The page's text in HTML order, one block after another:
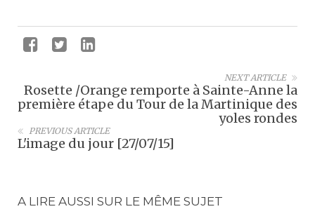
NEXT ARTICLE
Rosette /Orange remporte à Sainte-Anne la
première étape du Tour de la Martinique des
yoles rondes
PREVIOUS ARTICLE
L'image du jour [27/07/15]
A LIRE AUSSI SUR LE MÊME SUJET